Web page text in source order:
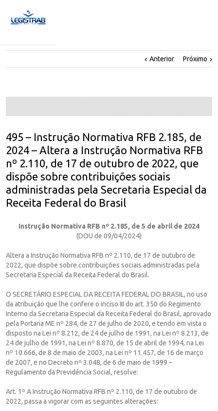
Anterior Próximo
495 – Instrução Normativa RFB 2.185, de
2024 – Altera a Instrução Normativa RFB
nº 2.110, de 17 de outubro de 2022, que
dispõe sobre contribuições sociais
administradas pela Secretaria Especial da
Receita Federal do Brasil
Instrução Normativa RFB nº 2.185, de 5 de abril de 2024
(DOU de 09/04/2024)
Altera a Instrução Normativa RFB nº 2.110, de 17 de outubro de
2022, que dispõe sobre contribuições sociais administradas pela
Secretaria Especial da Receita Federal do Brasil.
O SECRETÁRIO ESPECIAL DA RECEITA FEDERAL DO BRASIL, no uso
da atribuição que lhe confere o inciso III do art. 350 do Regimento
Interno da Secretaria Especial da Receita Federal do Brasil, aprovado
pela Portaria ME nº 284, de 27 de julho de 2020, e tendo em vista o
disposto na Lei nº 8.212, de 24 de julho de 1991, na Lei nº 8.213, de
24 de julho de 1991, na Lei nº 8.870, de 15 de abril de 1994, na Lei
nº 10.666, de 8 de maio de 2003, na Lei nº 11.457, de 16 de março
de 2007, e no Decreto nº 3.048, de 6 de maio de 1999 –
Regulamento da Previdência Social, resolve:
Art. 1º A Instrução Normativa RFB nº 2.110, de 17 de outubro de
2022, passa a vigorar com as seguintes alterações: